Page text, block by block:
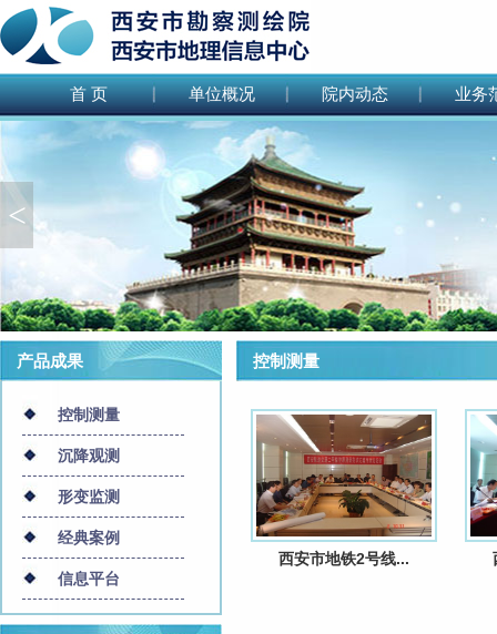
首 页 单位概况 院内动态 业务
<
产品成果
控制测量
沉降观测
形变监测
经典案例
信息平台
控制测量
西安市地铁2号线...